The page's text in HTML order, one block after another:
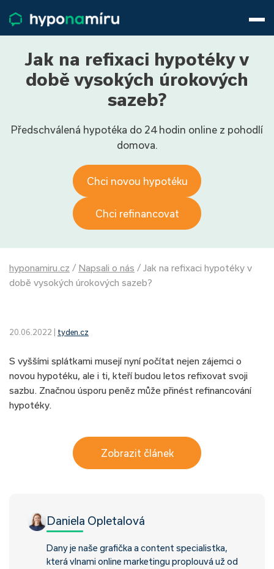
Životní pojištění
Pojištění nemovitosti
Články
Přihlásit
Jak na refixaci hypotéky v
době vysokých úrokových
sazeb?
Předschválená hypotéka do 24 hodin online z pohodlí
domova.
Chci novou hypotéku
Chci refinancovat
hyponamiru.cz / Napsali o nás / Jak na refixaci hypotéky v
době vysokých úrokových sazeb?
20.06.2022 | tyden.cz
S vyššími splátkami musejí nyní počítat nejen zájemci o
novou hypotéku, ale i ti, kteří budou letos refixovat svoji
sazbu. Značnou úsporu peněz může přinést refinancování
hypotéky.
Zobrazit článek
Daniela Opletalová
Dany je naše grafička a content specialistka,
která vlnami online marketingu proplouvá už od